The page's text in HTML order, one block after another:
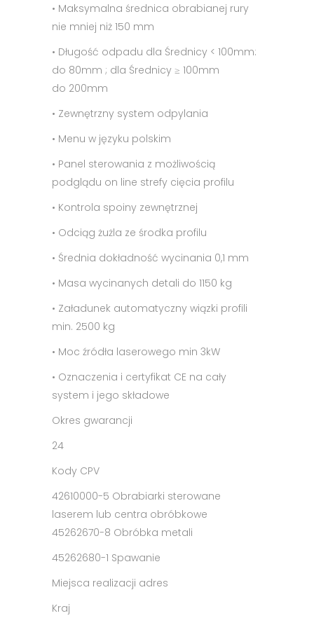
• Maksymalna średnica obrabianej rury
nie mniej niż 150 mm
• Długość odpadu dla Średnicy < 100mm:
do 80mm ; dla Średnicy ≥ 100mm
do 200mm
• Zewnętrzny system odpylania
• Menu w języku polskim
• Panel sterowania z możliwością
podglądu on line strefy cięcia profilu
• Kontrola spoiny zewnętrznej
• Odciąg żużla ze środka profilu
• Średnia dokładność wycinania 0,1 mm
• Masa wycinanych detali do 1150 kg
• Załadunek automatyczny wiązki profili
min. 2500 kg
• Moc źródła laserowego min 3kW
• Oznaczenia i certyfikat CE na cały
system i jego składowe
Okres gwarancji
24
Kody CPV
42610000-5 Obrabiarki sterowane
laserem lub centra obróbkowe
45262670-8 Obróbka metali
45262680-1 Spawanie
Miejsca realizacji adres
Kraj